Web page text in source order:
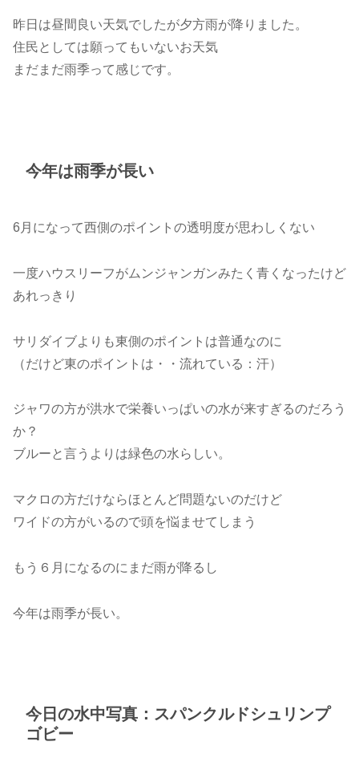
昨日は昼間良い天気でしたが夕方雨が降りました。
住民としては願ってもいないお天気
まだまだ雨季って感じです。
今年は雨季が長い
6月になって西側のポイントの透明度が思わしくない
一度ハウスリーフがムンジャンガンみたく青くなったけど
あれっきり
サリダイブよりも東側のポイントは普通なのに
（だけど東のポイントは・・流れている：汗）
ジャワの方が洪水で栄養いっぱいの水が来すぎるのだろう
か？
ブルーと言うよりは緑色の水らしい。
マクロの方だけならほとんど問題ないのだけど
ワイドの方がいるので頭を悩ませてしまう
もう６月になるのにまだ雨が降るし
今年は雨季が長い。
今日の水中写真：スパンクルドシュリンプ
ゴビー